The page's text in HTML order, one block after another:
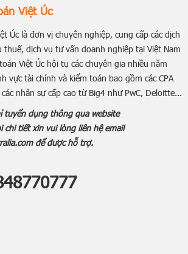
Việt Úc
Úc là đơn vị chuyên nghiệp, cung cấp các dịch
thuế, dịch vụ tư vấn doanh nghiệp tại Việt Nam
Việt Úc hội tụ các chuyên gia nhiều năm
vực tài chính và kiểm toán bao gồm các CPA
các nhân sự cấp cao từ Big4 như PwC, Deloitte...
tuyển dụng thông qua website
chi tiết xin vui lòng liên hệ email
để được hỗ trợ.